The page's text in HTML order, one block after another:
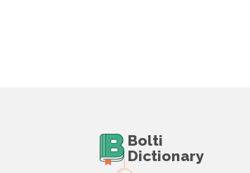
Bolti
Dictionary